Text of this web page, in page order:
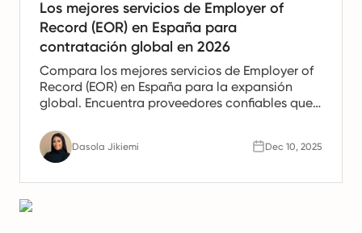
Los mejores servicios de Employer of
Record (EOR) en España para
contratación global en 2026
Compara los mejores servicios de Employer of
Record (EOR) en España para la expansión
global. Encuentra proveedores confiables que
y cumplimiento para equipos españoles.
Dasola Jikiemi Dec 10, 2025